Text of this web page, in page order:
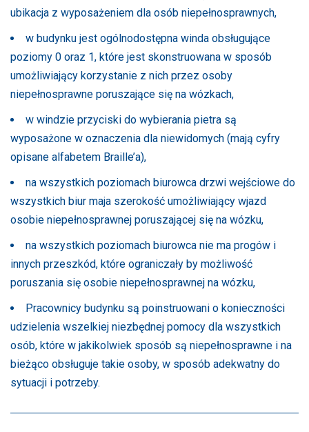
ubikacja z wyposażeniem dla osób niepełnosprawnych,
w budynku jest ogólnodostępna winda obsługujące
poziomy 0 oraz 1, które jest skonstruowana w sposób
umożliwiający korzystanie z nich przez osoby
niepełnosprawne poruszające się na wózkach,
w windzie przyciski do wybierania pietra są
wyposażone w oznaczenia dla niewidomych (mają cyfry
opisane alfabetem Braille’a),
na wszystkich poziomach biurowca drzwi wejściowe do
wszystkich biur maja szerokość umożliwiający wjazd
osobie niepełnosprawnej poruszającej się na wózku,
na wszystkich poziomach biurowca nie ma progów i
innych przeszkód, które ograniczały by możliwość
poruszania się osobie niepełnosprawnej na wózku,
Pracownicy budynku są poinstruowani o konieczności
udzielenia wszelkiej niezbędnej pomocy dla wszystkich
osób, które w jakikolwiek sposób są niepełnosprawne i na
bieżąco obsługuje takie osoby, w sposób adekwatny do
sytuacji i potrzeby.